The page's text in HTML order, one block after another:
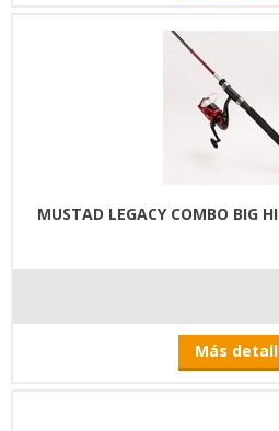
MUSTAD LEGACY COMBO BIG
Más